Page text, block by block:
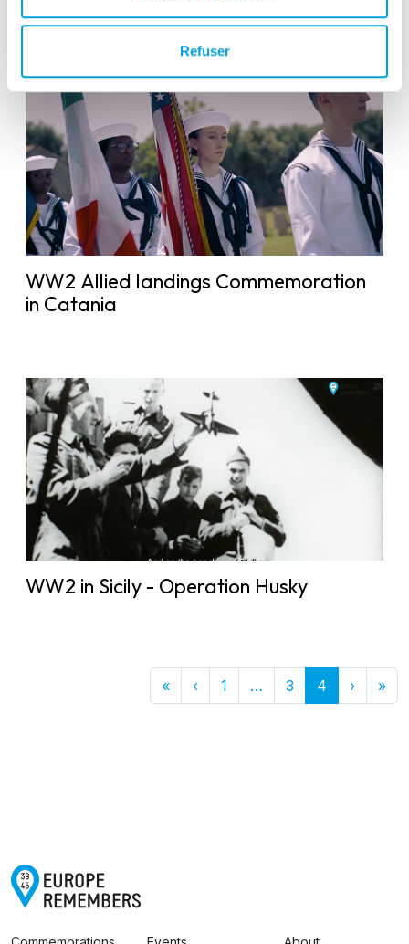
Refuser
WW2 Allied landings Commemoration
in Catania
WW2 in Sicily - Operation Husky
«First
‹Previous
1 … More
3 4 › Next
»